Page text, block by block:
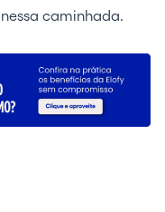
caminhada.